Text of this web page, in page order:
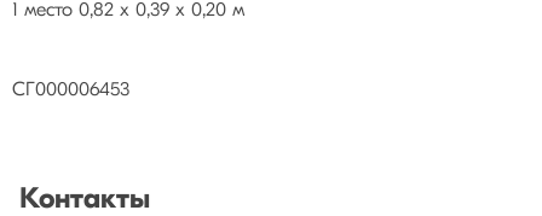
1 место 0,82 х 0,39 х 0,20 м
СГ000006453
Контакты